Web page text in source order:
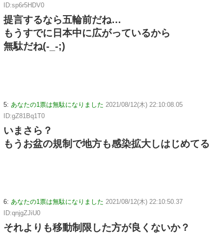
ID:sp6r5HDV0
提言するなら五輪前だね…
もうすでに日本中に広がっているから
無駄だね(-_-;)
5: あなたの1票は無駄になりました 2021/08/12(木) 22:10:08.05
ID:gZ81Bq1T0
いまさら？
もうお盆の規制で地方も感染拡大しはじめてる
6: あなたの1票は無駄になりました 2021/08/12(木) 22:10:50.37
ID:qnjgZJiU0
それよりも移動制限した方が良くないか？